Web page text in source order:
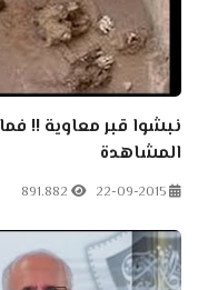
نبشوا قبر معاوية !!
المشاهدة
22-09-2015
891.882